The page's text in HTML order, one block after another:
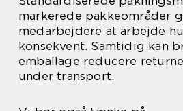
markerede pakkeområder
medarbejdere at arbejde
konsekvent. Samtidig kan
emballage reducere
under transport.